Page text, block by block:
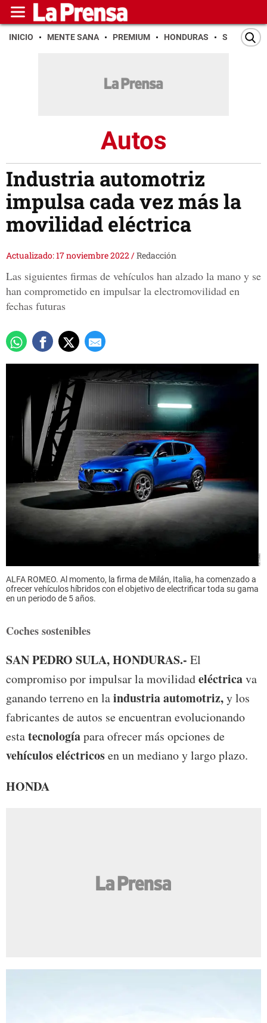
INICIO MENTE SANA PREMIUM HONDURAS SAN PEDRO
Autos
Industria automotriz
impulsa cada vez más la
movilidad eléctrica
Actualizado: 17 noviembre 2022/Redacción
Las siguientes firmas de vehículos han alzado la mano y se
han comprometido en impulsar la electromovilidad en
fechas futuras
ALFA ROMEO. Al momento, la firma de Milán, Italia, ha comenzado a
ofrecer vehículos híbridos con el objetivo de electrificar toda su gama
en un periodo de 5 años.
Coches sostenibles
SAN PEDRO SULA, HONDURAS.- El
compromiso por impulsar la movilidadeléctricava
ganando terreno en laindustria automotriz,y los
fabricantes de autos se encuentran evolucionando
estatecnologíapara ofrecer más opciones de
vehículos eléctricosen un mediano y largo plazo.
HONDA